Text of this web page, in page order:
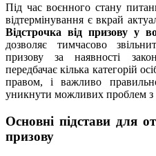
Під час воєнного стану
відтермінування є вкрай
Відстрочка від призову у
дозволяє тимчасово
призову за наявності
передбачає кілька категорій
правом, і важливо
уникнути можливих проблем з
Основні підстави для
призову